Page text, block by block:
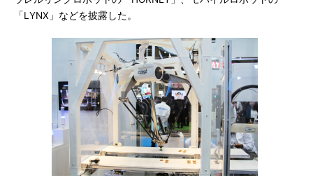
「LYNX」などを披露した。